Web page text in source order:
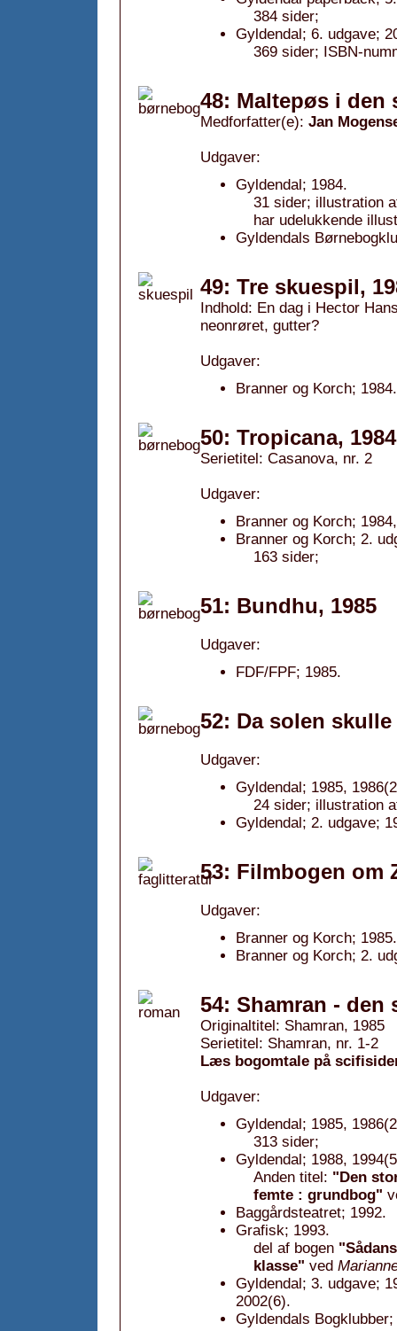
384 sider;
Gyldendal; 6. udgave;
369 sider; ISBN-
48: Maltepøs i den
Medforfatter(e): Jan
Udgaver:
Gyldendal; 1984.
31 sider; illustration
har udelukkende
Gyldendals
49: Tre skuespil,
Indhold: En dag i Hector
neonrøret, gutter?
Udgaver:
Branner og Korch; 1984.
50: Tropicana, 1984
Serietitel: Casanova, nr. 2
Udgaver:
Branner og Korch;
Branner og Korch; 2.
163 sider;
51: Bundhu, 1985
Udgaver:
FDF/FPF; 1985.
52: Da solen
Udgaver:
Gyldendal; 1985,
24 sider; illustration
Gyldendal; 2. udgave;
53: Filmbogen om
Udgaver:
Branner og Korch; 1985.
Branner og Korch; 2.
54: Shamran - den
Originaltitel: Shamran, 1985
Serietitel: Shamran, nr. 1-2
Læs bogomtale på
Udgaver:
Gyldendal; 1985,
313 sider;
Gyldendal; 1988,
Anden titel: "Den
femte : grundbog"
Baggårdsteatret; 1992.
Grafisk; 1993.
del af bogen
klasse" ved
Gyldendal; 3. udgave;
2002(6).
Gyldendals